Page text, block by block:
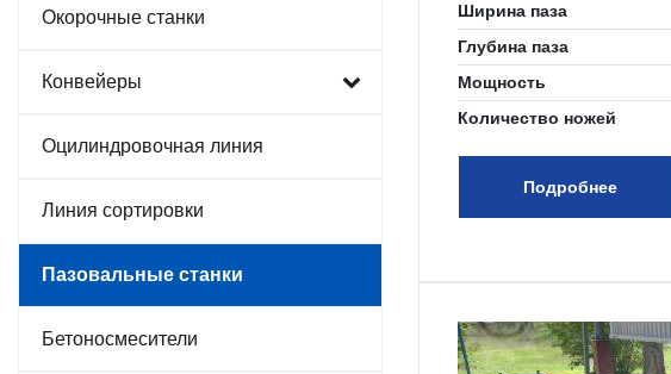
Окорочные станки
Конвейеры
Оцилиндровочная линия
Линия сортировки
Пазовальные станки
Бетоносмесители
Ширина паза
Глубина паза
Мощность
Количество ножей
Подробнее